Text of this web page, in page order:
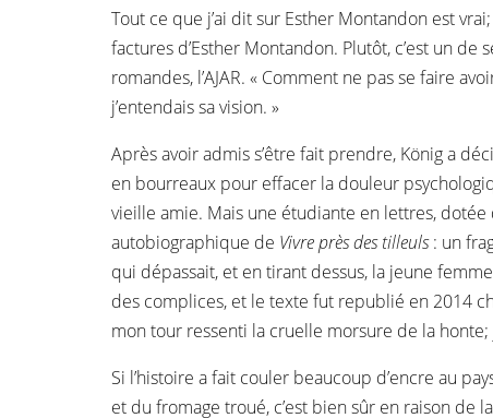
Tout ce que j’ai dit sur Esther Montandon est
factures d’Esther Montandon. Plutôt, c’est un
romandes, l’AJAR. « Comment ne pas se faire
j’entendais sa vision. »
Après avoir admis s’être fait prendre, König a
en bourreaux pour effacer la douleur
vieille amie. Mais une étudiante en lettres,
autobiographique de Vivre près des tilleuls: un
qui dépassait, et en tirant dessus, la jeune
des complices, et le texte fut republié en 2014
mon tour ressenti la cruelle morsure de la honte;
Si l’histoire a fait couler beaucoup d’encre au
et du fromage troué, c’est bien sûr en raison de